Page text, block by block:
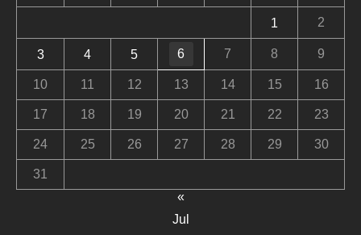
1 2
3 4 5 6 7 8 9
10 11 12 13 14 15 16
17 18 19 20 21 22 23
24 25 26 27 28 29 30
31
«
Jul